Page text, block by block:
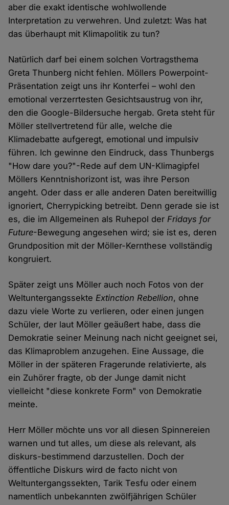
aber die exakt identische wohlwollende
Interpretation zu verwehren. Und zuletzt: Was hat
das überhaupt mit Klimapolitik zu tun?
Natürlich darf bei einem solchen Vortragsthema
Greta Thunberg nicht fehlen. Möllers Powerpoint-
Präsentation zeigt uns ihr Konterfei – wohl den
emotional verzerrtesten Gesichtsaustrug von ihr,
den die Google-Bildersuche hergab. Greta steht für
Möller stellvertretend für alle, welche die
Klimadebatte aufgeregt, emotional und impulsiv
führen. Ich gewinne den Eindruck, dass Thunbergs
"How dare you?"-Rede auf dem UN-Klimagipfel
Möllers Kenntnishorizont ist, was ihre Person
angeht. Oder dass er alle anderen Daten bereitwillig
ignoriert, Cherrypicking betreibt. Denn gerade sie ist
es, die im Allgemeinen als Ruhepol derFridays for
Future-Bewegung angesehen wird; sie ist es, deren
Grundposition mit der Möller-Kernthese vollständig
kongruiert.
Später zeigt uns Möller auch noch Fotos von der
WeltuntergangssekteExtinction Rebellion, ohne
dazu viele Worte zu verlieren, oder einen jungen
Schüler, der laut Möller geäußert habe, dass die
Demokratie seiner Meinung nach nicht geeignet sei,
das Klimaproblem anzugehen. Eine Aussage, die
Möller in der späteren Fragerunde relativierte, als
ein Zuhörer fragte, ob der Junge damit nicht
vielleicht "diese konkrete Form" von Demokratie
meinte.
Herr Möller möchte uns vor all diesen Spinnereien
warnen und tut alles, um diese als relevant, als
diskurs-bestimmend darzustellen. Doch der
öffentliche Diskurs wird de facto nicht von
Weltuntergangssekten, Tarik Tesfu oder einem
namentlich unbekannten zwölfjährigen Schüler